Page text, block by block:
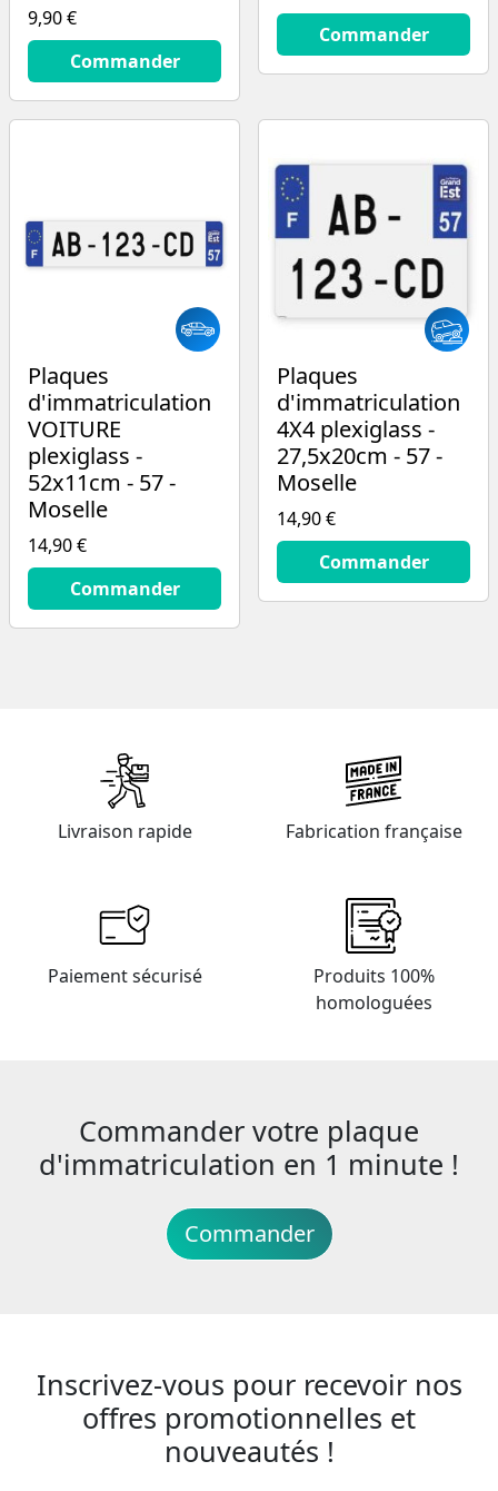
9,90 €
9.9
Commander
13.9
€Commander
Plaques
d'immatriculation
VOITURE
plexiglass -
52x11cm - 57 -
Moselle
14,90 €
14.9
€Commander
Plaques
d'immatriculation
4X4 plexiglass -
27,5x20cm - 57 -
Moselle
14,90 €
14.9
€Commander
Livraison rapide Fabrication française
Paiement sécurisé
Produits 100%
homologuées
Commander votre plaque
d'immatriculation en 1 minute !
Commander
Inscrivez-vous pour recevoir nos
offres promotionnelles et
nouveautés !